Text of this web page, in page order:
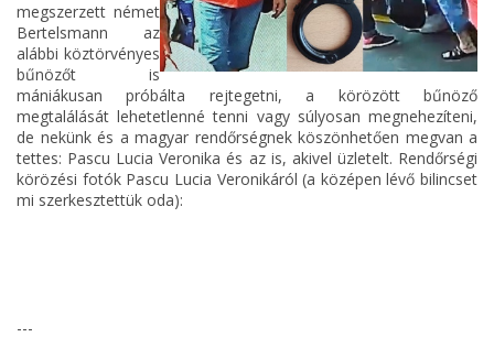
megszerzett német
Bertelsmann az
alábbi köztörvényes
bűnözőt is
mániákusan próbálta rejtegetni, a körözött bűnöző
megtalálását lehetetlenné tenni vagy súlyosan megnehezíteni,
de nekünk és a magyar rendőrségnek köszönhetően megvan a
tettes: Pascu Lucia Veronika és az is, akivel üzletelt. Rendőrségi
körözési fotók Pascu Lucia Veronikáról (a középen lévő bilincset
mi szerkesztettük oda):
---